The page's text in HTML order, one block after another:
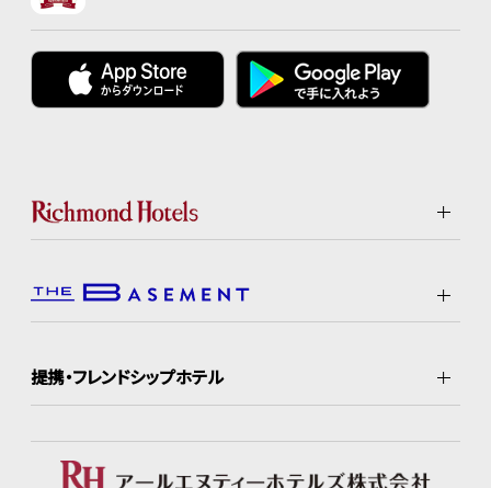
提携・フレンドシップホテル